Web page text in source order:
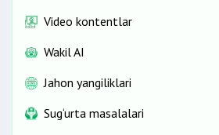
Video kontentlar
Wakil AI
Jahon yangiliklari
Sug‘urta masalalari